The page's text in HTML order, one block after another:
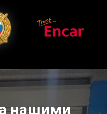
нашими